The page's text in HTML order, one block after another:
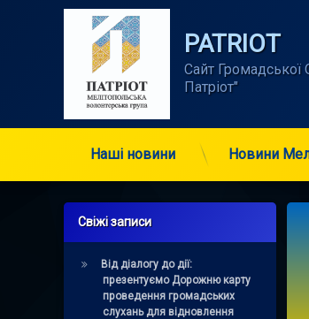
PATRIOT
Сайт Громадської
Патріот"
Наші новини Новини
Свіжі записи
Від діалогу до дії:
презентуємо Дорожню карту
проведення громадських
слухань для відновлення